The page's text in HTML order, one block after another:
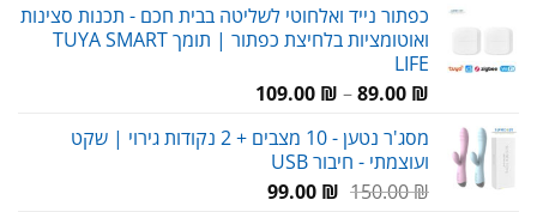
כפתור נייד ואלחוטי לשליטה בבית חכם - תכנות סצינות
ואוטומציות בלחיצת כפתור | תומך TUYA SMART
LIFE
89.00 ₪
–
109.00 ₪
מסג'ר נטען - 10 מצבים + 2 נקודות גירוי | שקט
ועוצמתי - חיבור USB
150.00₪
המחיר99.00 ₪
המחיר